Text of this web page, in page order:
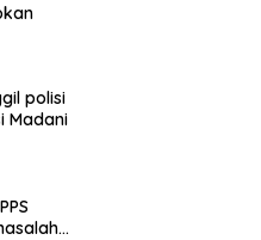
polisi
Madani